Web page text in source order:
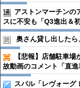
アストンマーチンの
スに不安も「Q3進出＆
奥さん貸し出した
【悲報】店舗駐車
故動画のコメント「直
スバル「レヴォー